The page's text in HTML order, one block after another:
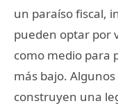
un paraíso fiscal,
pueden optar por
como medio para
más bajo.
construyen una